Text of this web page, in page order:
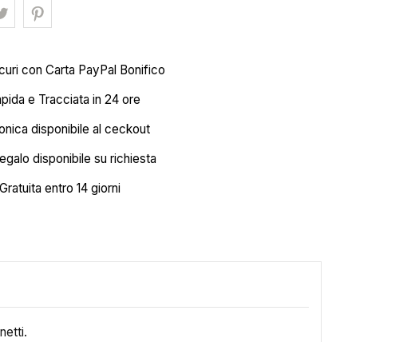
con Carta PayPal Bonifico
e Tracciata in 24 ore
disponibile al ceckout
disponibile su richiesta
entro 14 giorni